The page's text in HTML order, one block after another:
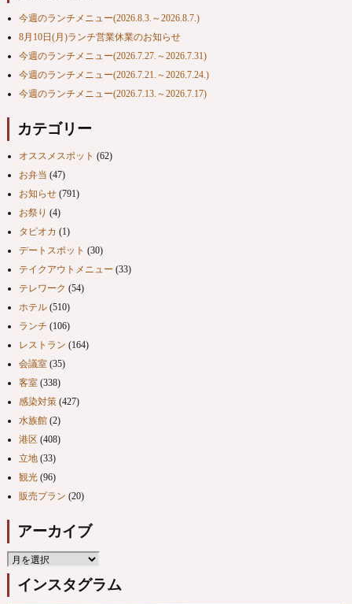
今週のランチメニュー(2026.8.3.～2026.8.7.)
8月10日(月)ランチ営業休業のお知らせ
今週のランチメニュー(2026.7.27.～2026.7.31)
今週のランチメニュー(2026.7.21.～2026.7.24.)
今週のランチメニュー(2026.7.13.～2026.7.17)
カテゴリー
オススメスポット (62)
お弁当 (47)
お知らせ(791)
お祭り (4)
タピオカ (1)
デートスポット (30)
テイクアウトメニュー (33)
テレワーク (54)
ホテル(510)
ランチ (106)
レストラン (164)
会議室(35)
客室(338)
感染対策(427)
水族館(2)
港区(408)
立地(33)
観光(96)
販売プラン (20)
アーカイブ
インスタグラム